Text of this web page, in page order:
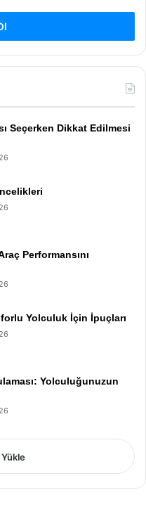
Seçerken Dikkat Edilmesi
Performansını
Yolculuk İçin İpuçları
Yolculuğunuzun
Yükle